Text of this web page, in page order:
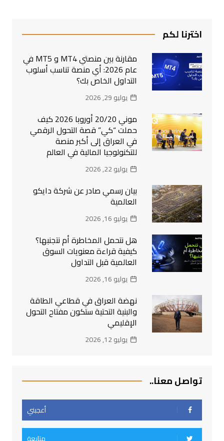
اخترنا لكم
مقارنة بين منصتي MT4 و MT5 في
عام 2026: أي منصة تناسب أسلوب
التداول الخاص بك؟
يوليو 29, 2026
موني 20/20 أوروبا 2026 كيف
حملت “كي” قصة التحول الرقمي
في العراق إلى أكبر منصة
للتكنولوجيا المالية في العالم
يوليو 22, 2026
بيان رسمي صادر عن شركة دايكو
العالمية
يوليو 16, 2026
هل نتحمل المخاطرة أم نتجنبها؟
كيفية قراءة معنويات السوق
العالمية قبل التداول
يوليو 16, 2026
نهضة العراق في قطاعي الطاقة
والبنية التحتية ستكون مفتاح التحول
الإقليمي
يوليو 12, 2026
تواصل معنا..
أعجبني
متابعة